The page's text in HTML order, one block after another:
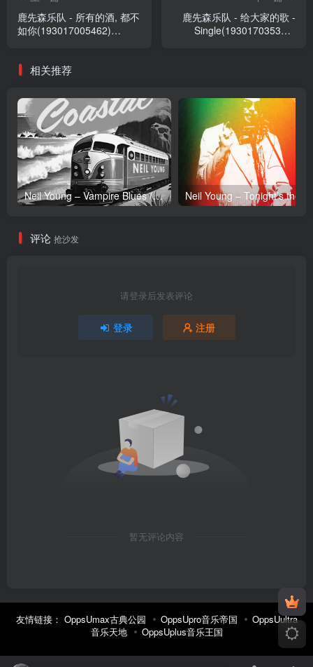
鹿先森乐队 - 所有的酒, 都不
如你(193017005462)
鹿先森乐队 - 给大家的歌 -
Single(193017035339)
相关推荐
Neil Young – Vampire Blues (Live) – Single(054391239303)【24bit／96.0kHz】土耳其区
评论 抢沙发
请登录后发表评论
登录 注册
暂无评论内容
友情链接： OppsUmax古典公园 OppsUpro音乐帝国
OppsUultra
音乐天地
OppsUplus音乐王国